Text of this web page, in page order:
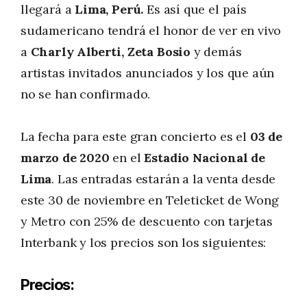
llegará a Lima, Perú. Es así que el país
sudamericano tendrá el honor de ver en vivo
a Charly Alberti, Zeta Bosio y demás
artistas invitados anunciados y los que aún
no se han confirmado.
La fecha para este gran concierto es el 03 de
marzo de 2020 en elEstadio Nacional de
Lima. Las entradas estarán a la venta desde
este 30 de noviembre en Teleticket de Wong
y Metro con 25% de descuento con tarjetas
Interbank y los precios son los siguientes:
Precios: